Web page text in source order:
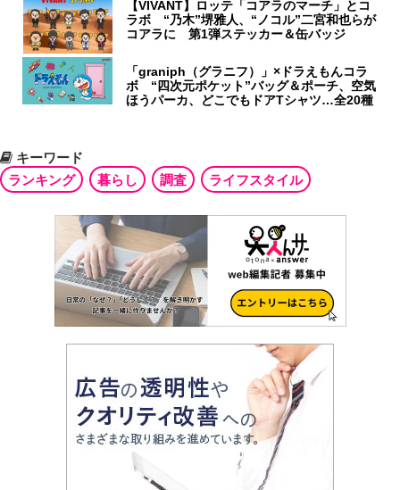
【VIVANT】ロッテ「コアラのマーチ」とコ
ラボ “乃木”堺雅人、“ノコル”二宮和也らが
コアラに 第1弾ステッカー＆缶バッジ
「graniph（グラニフ）」×ドラえもんコラ
ボ “四次元ポケット”バッグ＆ポーチ、空気
ほうパーカ、どこでもドアTシャツ…全20種
キーワード
ランキング
暮らし 調査 ライフスタイル